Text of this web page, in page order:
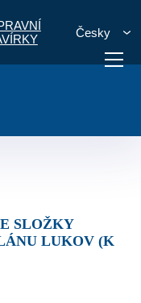
Česky
LUKOV (K